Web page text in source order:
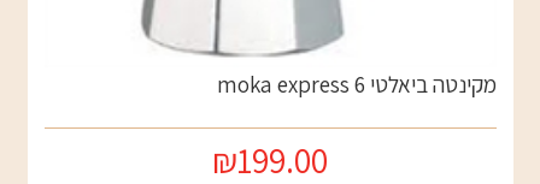
מקינטה ביאלטי 6 moka express
₪199.00